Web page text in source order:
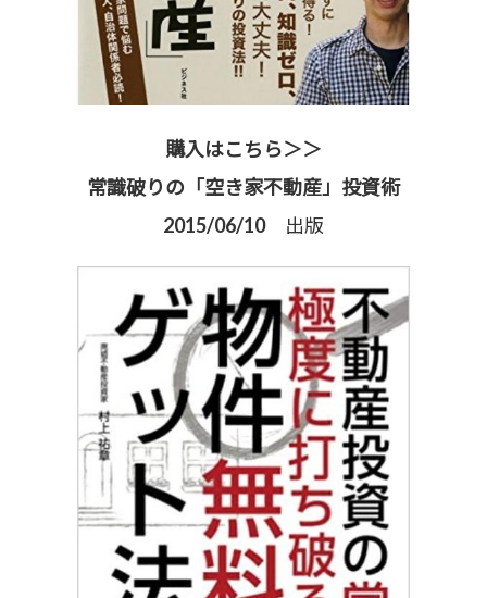
購入はこちら＞＞
常識破りの「空き家不動産」投資術
2015/06/10 出版